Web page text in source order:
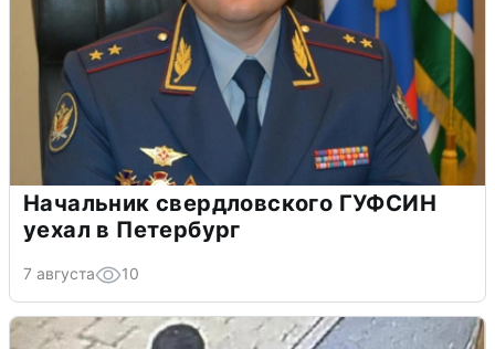
Начальник свердловского ГУФСИН
уехал в Петербург
7 августа 10